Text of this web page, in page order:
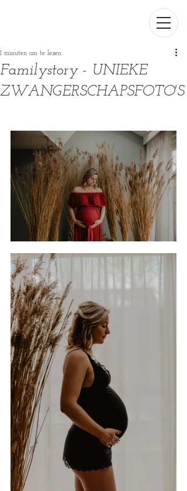
Familystory - UNIEKE
ZWANGERSCHAPSFOTO'S
1 minuten om te lezen